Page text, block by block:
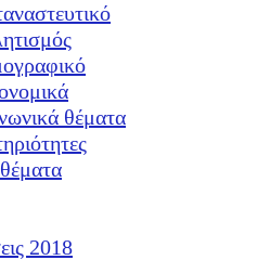
θέματα
2018